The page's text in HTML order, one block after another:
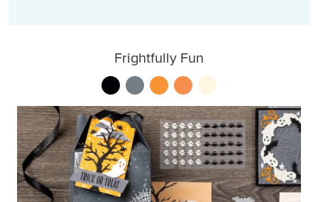
Frightfully Fun